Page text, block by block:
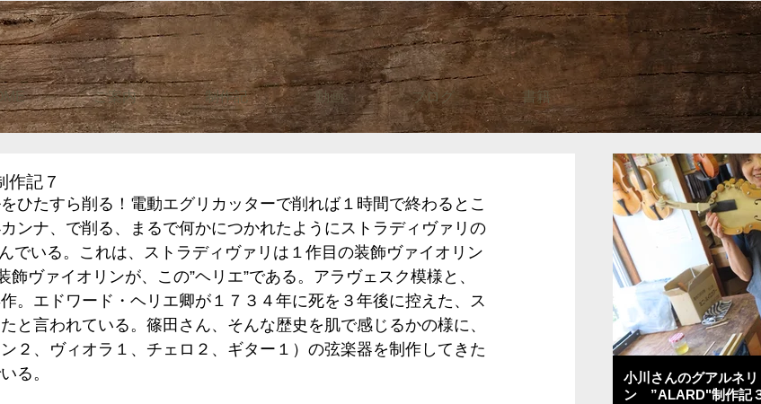
ご案内 制作記 動画 ブログ 書籍
作記７
ひたすら削る！電動エグリカッターで削れば１時間で終わるとこ
ンナ、で削る、まるで何かにつかれたようにストラディヴァリの
でいる。これは、ストラディヴァリは１作目の装飾ヴァイオリン
飾ヴァイオリンが、この”ヘリエ”である。アラヴェスク模様と、
。エドワード・ヘリエ卿が１７３４年に死を３年後に控えた、ス
と言われている。篠田さん、そんな歴史を肌で感じるかの様に、
２、ヴィオラ１、チェロ２、ギター１）の弦楽器を制作してきた
る。
小川さんのグアルネ
ン ”ALARD"制作記